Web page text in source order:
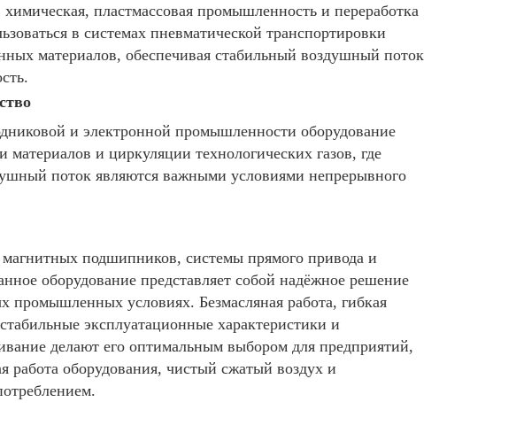
пластмассовая промышленность и переработка
в системах пневматической транспортировки
материалов, обеспечивая стабильный воздушный поток
и электронной промышленности оборудование
материалов и циркуляции технологических газов, где
поток являются важными условиями непрерывного
магнитных подшипников, системы прямого привода и
оборудование представляет собой надёжное решение
промышленных условиях. Безмасляная работа, гибкая
эксплуатационные характеристики и
делают его оптимальным выбором для предприятий,
работа оборудования, чистый сжатый воздух и